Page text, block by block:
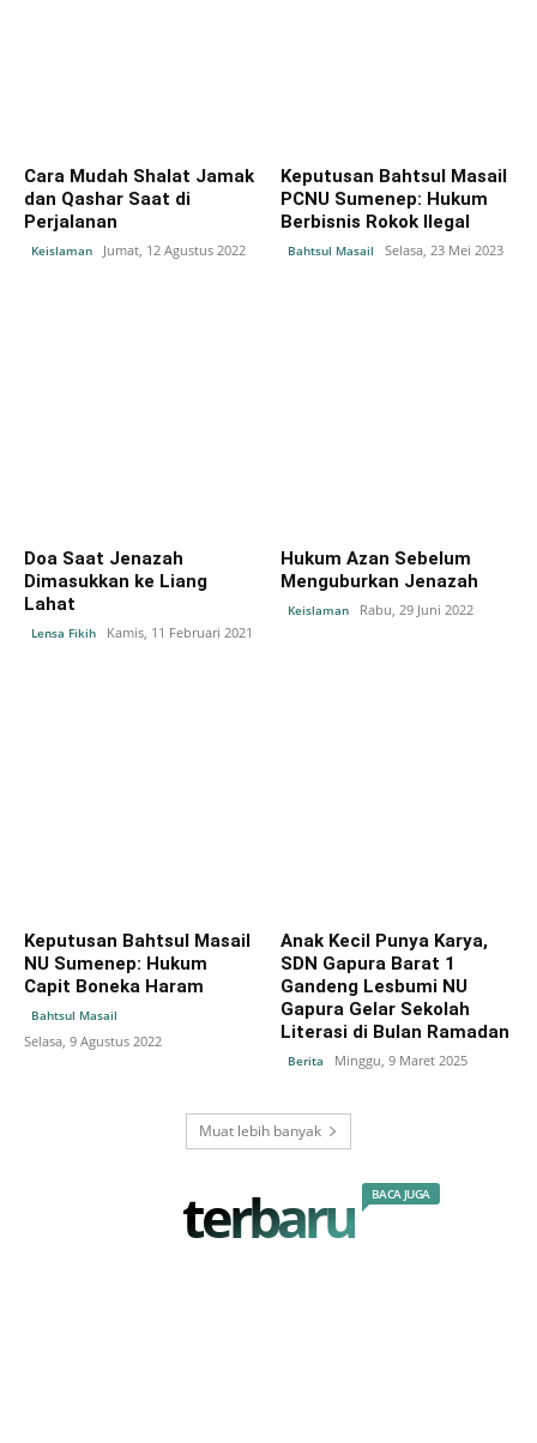
Cara Mudah Shalat Jamak
dan Qashar Saat di
Perjalanan
Keislaman Jumat, 12 Agustus 2022
Keputusan Bahtsul Masail
PCNU Sumenep: Hukum
Berbisnis Rokok Ilegal
Bahtsul Masail Selasa, 23 Mei 2023
Doa Saat Jenazah
Dimasukkan ke Liang
Lahat
Lensa Fikih Kamis, 11 Februari 2021
Hukum Azan Sebelum
Menguburkan Jenazah
Keislaman Rabu, 29 Juni 2022
Keputusan Bahtsul Masail
NU Sumenep: Hukum
Capit Boneka Haram
Bahtsul Masail
Selasa, 9 Agustus 2022
Anak Kecil Punya Karya,
SDN Gapura Barat 1
Gandeng Lesbumi NU
Gapura Gelar Sekolah
Literasi di Bulan Ramadan
Berita Minggu, 9 Maret 2025
Muat lebih banyak
terbaru BACA JUGA